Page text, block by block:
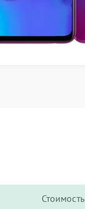
Стоимость